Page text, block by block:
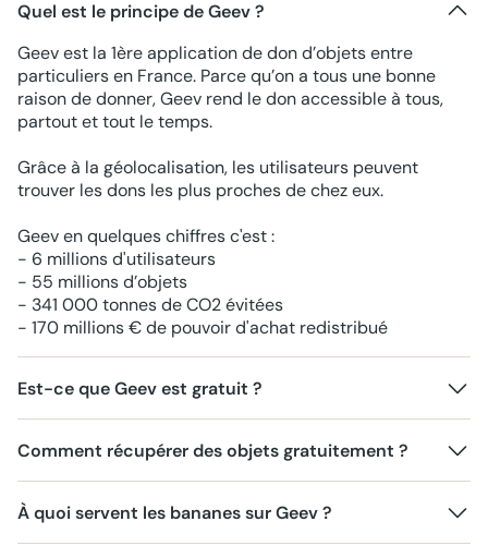
Quel est le principe de Geev ?
Geev est la 1ère application de don d’objets entre
particuliers en France. Parce qu’on a tous une bonne
raison de donner, Geev rend le don accessible à tous,
partout et tout le temps.
Grâce à la géolocalisation, les utilisateurs peuvent
trouver les dons les plus proches de chez eux.
Geev en quelques chiffres c'est :
- 6 millions d'utilisateurs
- 55 millions d’objets
- 341 000 tonnes de CO2 évitées
- 170 millions € de pouvoir d'achat redistribué
Est-ce que Geev est gratuit ?
Comment récupérer des objets gratuitement ?
À quoi servent les bananes sur Geev ?